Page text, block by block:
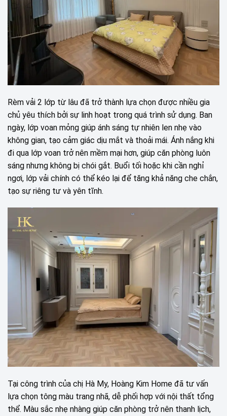
Rèm vải 2 lớp từ lâu đã trở thành lựa chọn được nhiều gia
chủ yêu thích bởi sự linh hoạt trong quá trình sử dụng. Ban
ngày, lớp voan mỏng giúp ánh sáng tự nhiên len nhẹ vào
không gian, tạo cảm giác dịu mắt và thoải mái. Ánh nắng khi
đi qua lớp voan trở nên mềm mại hơn, giúp căn phòng luôn
sáng nhưng không bị chói gắt. Buổi tối hoặc khi cần nghỉ
ngơi, lớp vải chính có thể kéo lại để tăng khả năng che chắn,
tạo sự riêng tư và yên tĩnh.
Tại công trình của chị Hà My, Hoàng Kim Home đã tư vấn
lựa chọn tông màu trang nhã, dễ phối hợp với nội thất tổng
thể. Màu sắc nhẹ nhàng giúp căn phòng trở nên thanh lịch,